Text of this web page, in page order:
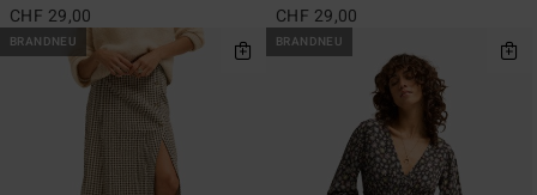
CHF 29,00 CHF 29,00
BRANDNEU BRANDNEU